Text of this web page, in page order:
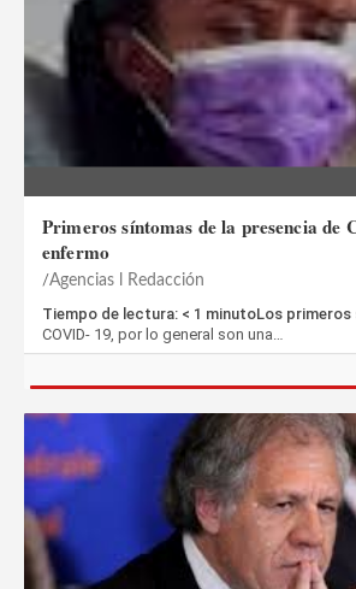
Primeros síntomas de la presencia de
enfermo
Agencias l Redacción
Tiempo de lectura: < 1 minutoLos primeros
COVID- 19, por lo general son una…